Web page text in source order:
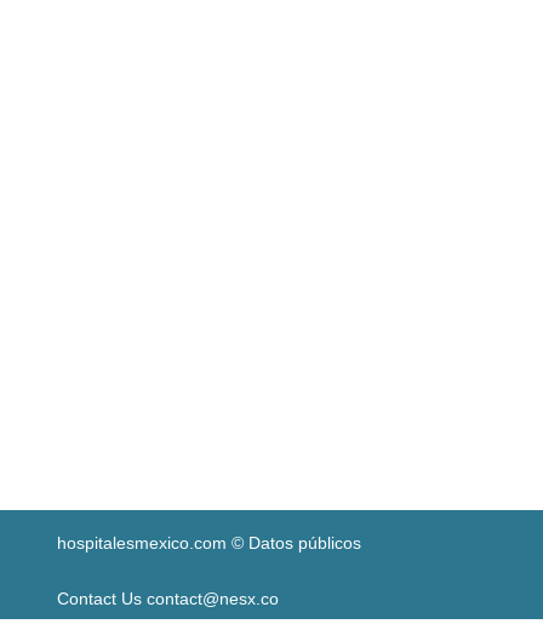
hospitalesmexico.com © Datos públicos
Contact Us contact@nesx.co